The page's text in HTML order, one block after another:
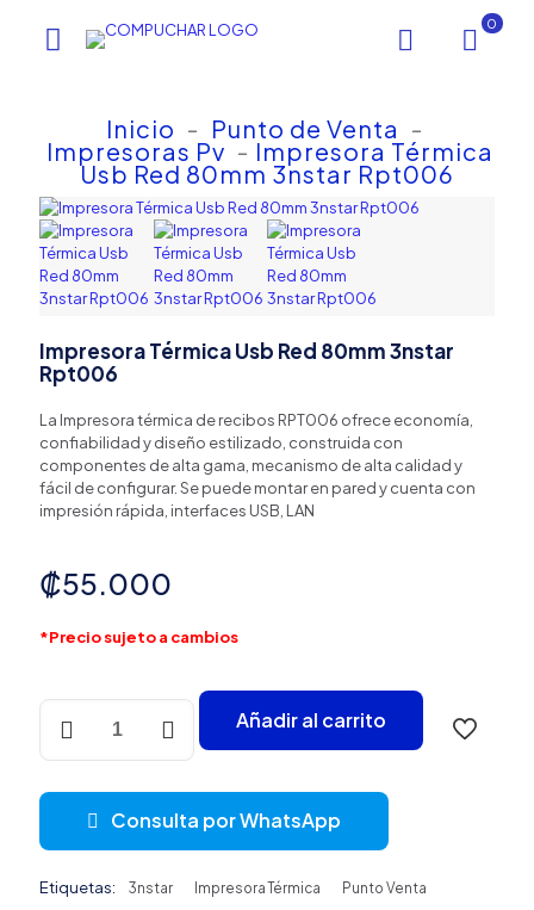
0
Inicio - Punto de Venta -
Impresoras Pv - Impresora Térmica
Usb Red 80mm 3nstar Rpt006
Impresora Térmica Usb Red 80mm 3nstar
Rpt006
La Impresora térmica de recibos RPT006 ofrece economía,
confiabilidad y diseño estilizado, construida con
componentes de alta gama, mecanismo de alta calidad y
fácil de configurar. Se puede montar en pared y cuenta con
impresión rápida, interfaces USB, LAN
₡55.000
*Precio sujeto a cambios
Impresora
Usb
80mm
Rpt006
Añadir al carrito
Consulta por WhatsApp
Etiquetas: 3nstar Impresora Térmica Punto Venta